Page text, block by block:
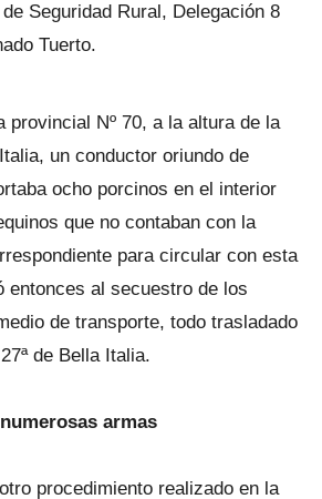
Seguridad Rural, Delegación 8
Tuerto.
provincial Nº 70, a la altura de la
un conductor oriundo de
ocho porcinos en el interior
que no contaban con la
para circular con esta
entonces al secuestro de los
de transporte, todo trasladado
de Bella Italia.
armas
procedimiento realizado en la